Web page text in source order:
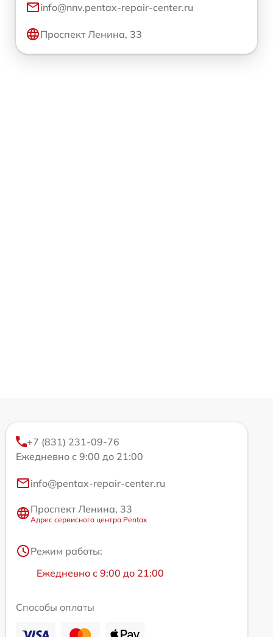
info@nnv.pentax-repair-center.ru
Проспект Ленина, 33
+7 (831) 231-09-76
Ежедневно с 9:00 до 21:00
info@pentax-repair-center.ru
Проспект Ленина, 33
Адрес сервисного центра Pentax
Режим работы:
Ежедневно с 9:00 до 21:00
Способы оплаты